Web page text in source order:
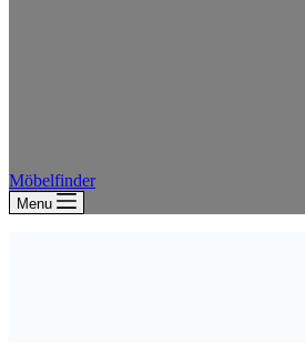
Möbelfinder
Menu